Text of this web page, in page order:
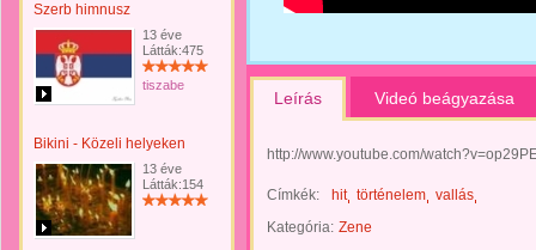
Szerb himnusz
13 éve
Látták:475
tiszabe
Bikini - Közeli helyeken
13 éve
Látták:154
Leírás Videó beágyazása
http://www.youtube.com/
Címkék: hit történelem vallás
Kategória: Zene